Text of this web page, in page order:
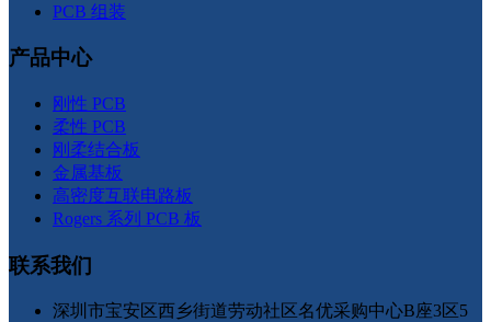
PCB 组装
产品中心
刚性 PCB
柔性 PCB
刚柔结合板
金属基板
高密度互联电路板
Rogers 系列 PCB 板
联系我们
深圳市宝安区西乡街道劳动社区名优采购中心B座3区5